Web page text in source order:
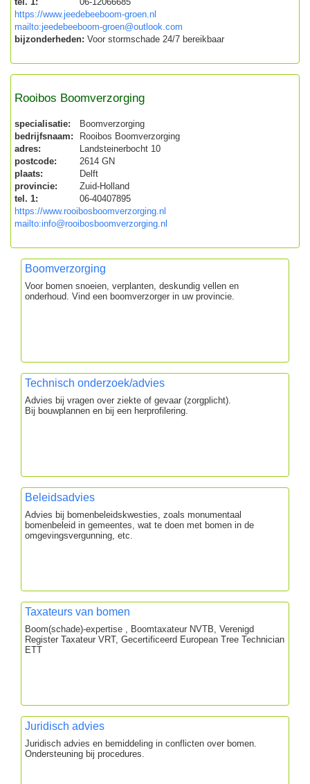
https://www.jeedebeeboom-groen.nl
mailto:jeedebeeboom-groen@outlook.com
bijzonderheden: Voor stormschade 24/7 bereikbaar
Rooibos Boomverzorging
specialisatie:
Boomverzorging
bedrijfsnaam:
Rooibos Boomverzorging
adres:
Landsteinerbocht 10
postcode:
2614 GN
plaats:
Delft
provincie:
Zuid-Holland
tel. 1:
06-40407895
https://www.rooibosboomverzorging.nl
mailto:info@rooibosboomverzorging.nl
Boomverzorging
Voor bomen snoeien, verplanten, deskundig vellen en
onderhoud. Vind een boomverzorger in uw provincie.
Technisch onderzoek/advies
Advies bij vragen over ziekte of gevaar (zorgplicht).
Bij bouwplannen en bij een herprofilering.
Beleidsadvies
Advies bij bomenbeleidskwesties, zoals monumentaal
bomenbeleid in gemeentes, wat te doen met bomen in de
omgevingsvergunning, etc.
Taxateurs van bomen
Boom(schade)-expertise , Boomtaxateur NVTB, Verenigd
Register Taxateur VRT, Gecertificeerd European Tree Technician
ETT
Juridisch advies
Juridisch advies en bemiddeling in conflicten over bomen.
Ondersteuning bij procedures.